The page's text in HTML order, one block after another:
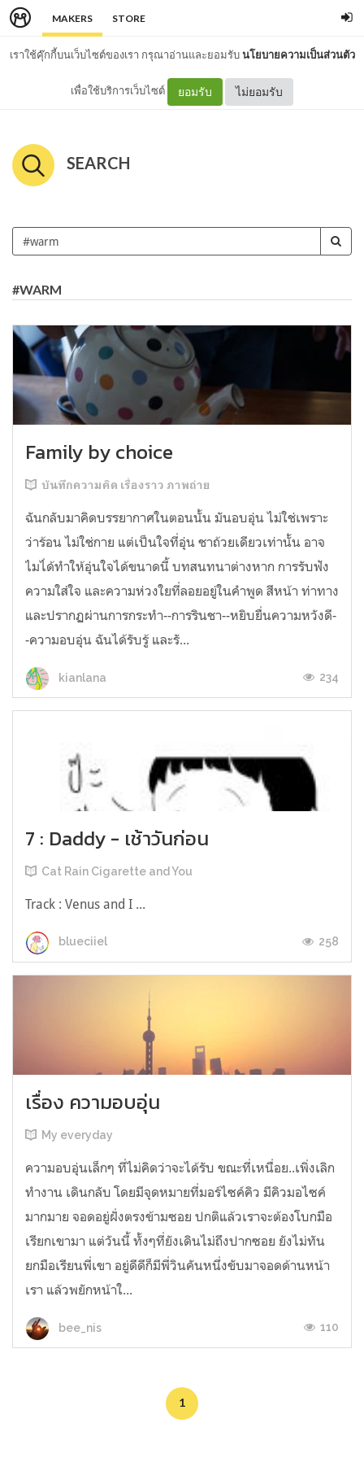
MAKERS STORE
เราใช้คุ๊กกี้บนเว็บไซต์ของเรา กรุณาอ่านและยอมรับนโยบายความเป็นส่วนตัว
เพื่อใช้บริการเว็บไซต์ ยอมรับ ไม่ยอมรับ
SEARCH
#WARM
Family by choice
บันทึกความคิด เรื่องราว ภาพถ่าย
ฉันกลับมาคิดบรรยากาศในตอนนั้น มันอบอุ่น ไม่ใช่เพราะ
ว่าร้อน ไม่ใช่กาย แต่เป็นใจที่อุ่น ชาถ้วยเดียวเท่านั้น อาจ
ไมไ่ด้ทำให้อุ่นใจได้ขนาดนี้ บทสนทนาต่างหาก การรับฟัง
ความใส่ใจ และความห่วงใยที่ลอยอยู่ในคำพูด สีหน้า ท่าทาง
และปรากฏผ่านการกระทำ--การรินชา--หยิบยื่นความหวังดี-
-ความอบอุ่น ฉันได้รับรู้ และรั...
kianlana 234
7 : Daddy - เช้าวันก่อน
Cat Rain Cigarette and You
Track : Venus and I ...
blueciiel 258
เรื่อง ความอบอุ่น
My everyday
ความอบอุ่นเล็กๆ ที่ไม่คิดว่าจะได้รับ ขณะที่เหนื่อย..เพิ่งเลิก
ทำงาน เดินกลับ โดยมีจุดหมายที่มอร์ไซค์คิว มีคิวมอไซค์
มากมาย จอดอยู่ฝั่งตรงข้ามซอย ปกติแล้วเราจะต้องโบกมือ
เรียกเขามา แต่วันนี้ ทั้งๆที่ยังเดินไม่ถึงปากซอย ยังไม่ทัน
ยกมือเรียนพี่เขา อยู่ดีดีก็มีพี่วินคันหนึ่งขับมาจอดด้านหน้า
เรา แล้วพยักหน้าใ...
bee_nis 110
1